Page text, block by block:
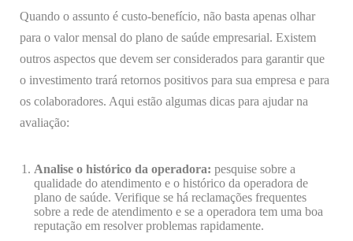
Quando o assunto é custo-benefício, não basta apenas olhar
para o valor mensal do plano de saúde empresarial. Existem
outros aspectos que devem ser considerados para garantir que
o investimento trará retornos positivos para sua empresa e para
os colaboradores. Aqui estão algumas dicas para ajudar na
avaliação:
Analise o histórico da operadora: pesquise sobre a
qualidade do atendimento e o histórico da operadora de
plano de saúde. Verifique se há reclamações frequentes
sobre a rede de atendimento e se a operadora tem uma boa
reputação em resolver problemas rapidamente.